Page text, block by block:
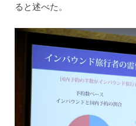
ると述べた。